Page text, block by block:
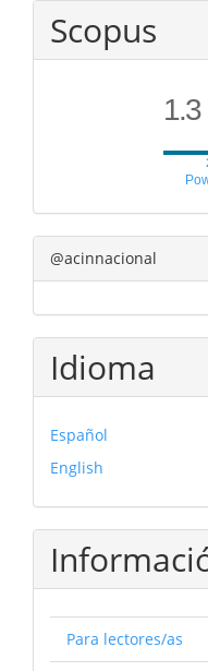
Scopus
1.3
@acinnacional
Idioma
Español
English
Para lectores/as